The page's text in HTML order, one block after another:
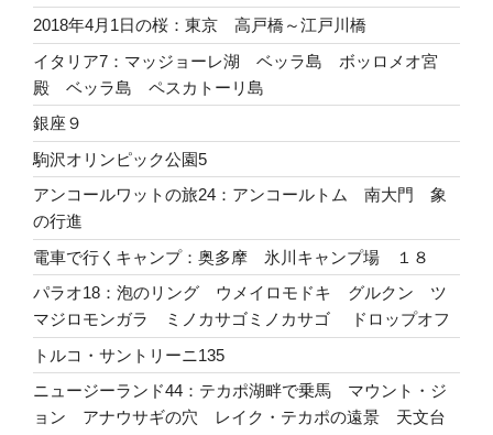
2018年4月1日の桜：東京 高戸橋～江戸川橋
イタリア7：マッジョーレ湖 ベッラ島 ボッロメオ宮
殿 ベッラ島 ペスカトーリ島
銀座９
駒沢オリンピック公園5
アンコールワットの旅24：アンコールトム 南大門 象
の行進
電車で行くキャンプ：奥多摩 氷川キャンプ場 １８
パラオ18：泡のリング ウメイロモドキ グルクン ツ
マジロモンガラ ミノカサゴミノカサゴ ドロップオフ
トルコ・サントリーニ135
ニュージーランド44：テカポ湖畔で乗馬 マウント・ジ
ョン アナウサギの穴 レイク・テカポの遠景 天文台